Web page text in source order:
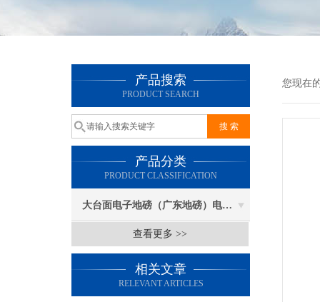
产品搜索
PRODUCT SEARCH
产品分类
PRODUCT CLASSIFICATION
大台面电子地磅（广东地磅）电子汽车衡
查看更多 >>
相关文章
RELEVANT ARTICLES
您现在